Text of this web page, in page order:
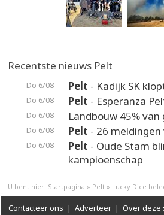
Recentste nieuws Pelt
Do 6/08 Pelt - Kadijk SK
Do 6/08 Pelt - Esperanza
Do 6/08 Landbouw 45%
Do 6/08 Pelt - 26
Do 6/08 Pelt - Oude Stam
kampioenschap
U bent hier: Startpagina » Pelt » Lucky Dice
Contacteer ons | Adverteer | Over deze